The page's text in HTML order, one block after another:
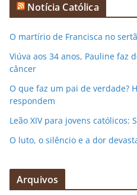
Notícia Católica
O martírio de Francisca no
Viúva aos 34 anos, Pauline faz
câncer
O que faz um pai de verdade?
respondem
Leão XIV para jovens católicos:
O luto, o silêncio e a dor
Arquivos